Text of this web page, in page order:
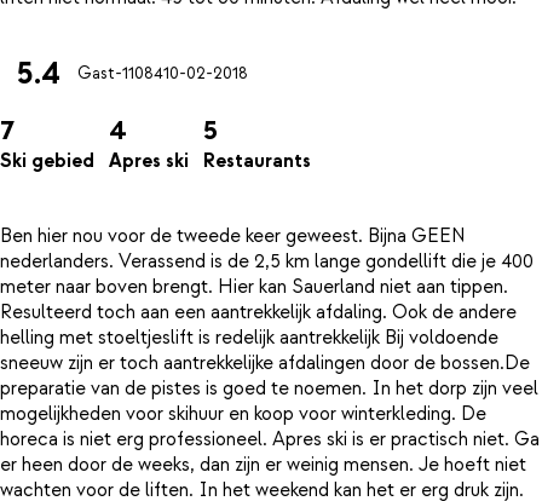
5.4 Gast-1108410-02-2018
7
Ski gebied
4
Apres ski
5
Restaurants
Ben hier nou voor de tweede keer geweest. Bijna GEEN
nederlanders. Verassend is de 2,5 km lange gondellift die je 400
meter naar boven brengt. Hier kan Sauerland niet aan tippen.
Resulteerd toch aan een aantrekkelijk afdaling. Ook de andere
helling met stoeltjeslift is redelijk aantrekkelijk Bij voldoende
sneeuw zijn er toch aantrekkelijke afdalingen door de bossen.De
preparatie van de pistes is goed te noemen. In het dorp zijn veel
mogelijkheden voor skihuur en koop voor winterkleding. De
horeca is niet erg professioneel. Apres ski is er practisch niet. Ga
er heen door de weeks, dan zijn er weinig mensen. Je hoeft niet
wachten voor de liften. In het weekend kan het er erg druk zijn.